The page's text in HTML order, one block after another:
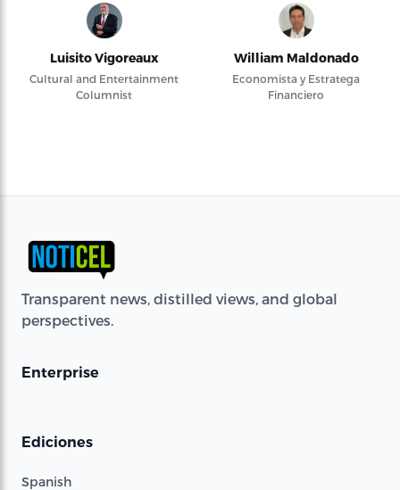
Luisito Vigoreaux
Cultural and Entertainment
Columnist
William Maldonado
Economista y Estratega
Financiero
Transparent news, distilled views, and global
perspectives.
Enterprise
Ediciones
Spanish